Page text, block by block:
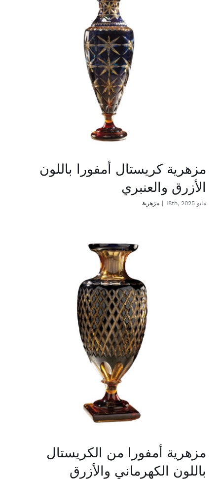
اتصال
Ar
مزهرية كريستال أمفورا باللون
الأزرق والعنبري
مايو 18th, 2025 | مزهرية
مزهرية أمفورا من الكريستال
باللون الكهرماني والأزرق